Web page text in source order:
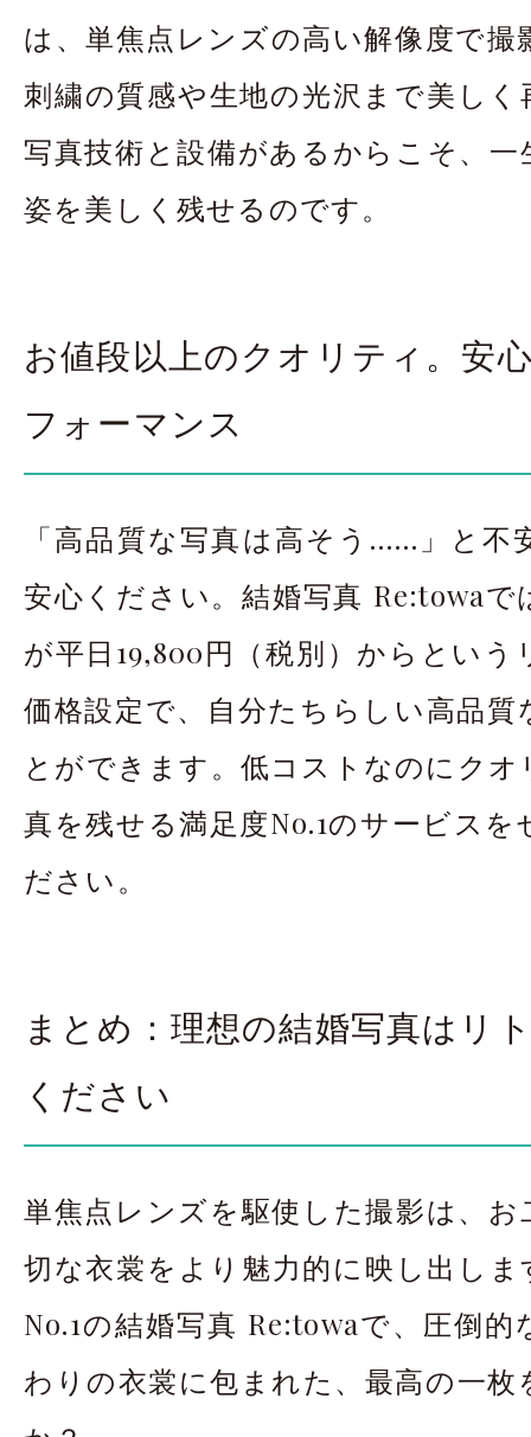
は、単焦点レンズの高い解像度で撮
刺繍の質感や生地の光沢まで美しく
写真技術と設備があるからこそ、一
姿を美しく残せるのです。
お値段以上のクオリティ。安
フォーマンス
「高品質な写真は高そう……」と不
安心ください。結婚写真 Re:towaで
が平日19,800円（税別）からとい
価格設定で、自分たちらしい高品質
とができます。低コストなのにク
真を残せる満足度No.1のサービス
ださい。
まとめ：理想の結婚写真はリ
ください
単焦点レンズを駆使した撮影は、お
切な衣裳をより魅力的に映し出しま
No.1の結婚写真 Re:towaで、圧倒
わりの衣裳に包まれた、最高の一枚